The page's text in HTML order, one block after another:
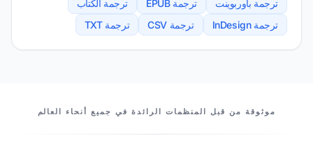
ترجمة باوربوينت
ترجمة EPUB
ترجمة الكتاب
ترجمة InDesign
ترجمة CSV ترجمة TXT
موثوقة من قبل المنظمات الرائدة في جميع أنحاء العالم